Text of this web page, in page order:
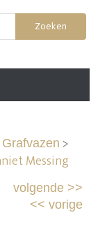
Zoeken
>
Messing
volgende>>
<< vorige